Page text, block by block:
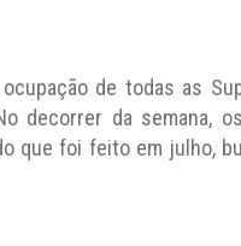
de todas as
decorrer da semana,
que foi feito em julho,